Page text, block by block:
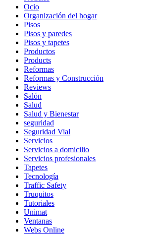
Ocio
Organización del hogar
Pisos
Pisos y paredes
Pisos y tapetes
Productos
Products
Reformas
Reformas y Construcción
Reviews
Salón
Salud
Salud y Bienestar
seguridad
Seguridad Vial
Servicios
Servicios a domicilio
Servicios profesionales
Tapetes
Tecnología
Traffic Safety
Truquitos
Tutoriales
Unimat
Ventanas
Webs Online